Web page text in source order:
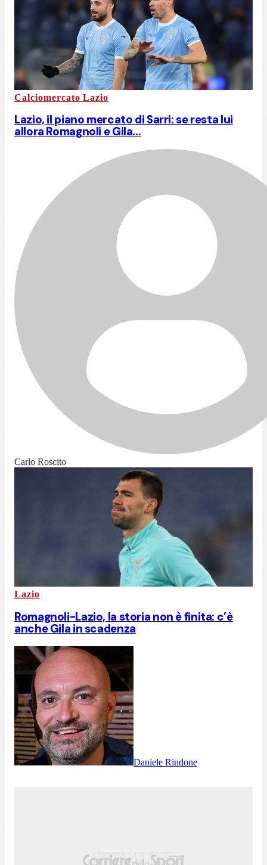
Calciomercato Lazio
Lazio, il piano mercato di Sarri: se resta lui
allora Romagnoli e Gila...
Carlo Roscito
Lazio
Romagnoli-Lazio, la storia non è finita: c’è
anche Gila in scadenza
Daniele Rindone